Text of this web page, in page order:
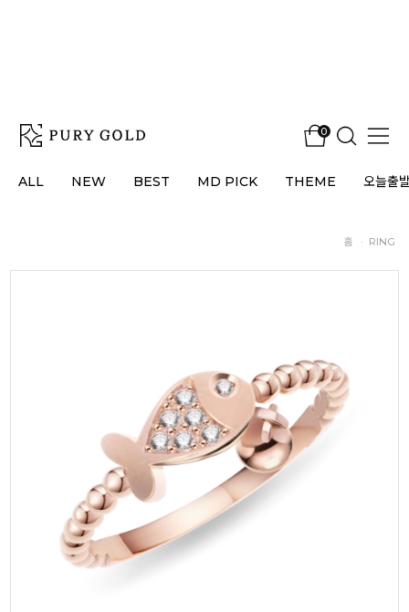
0
ALL NEW BEST MD PICK THEME 오늘출
홈 · RING